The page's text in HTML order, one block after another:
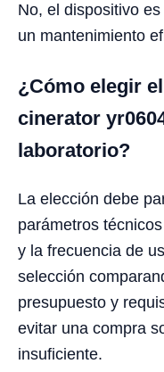
No, el dispositivo
un mantenimiento
¿Cómo elegir
cinerator
laboratorio?
La elección debe
parámetros
y la frecuencia de
selección
presupuesto y
evitar una compra
insuficiente.